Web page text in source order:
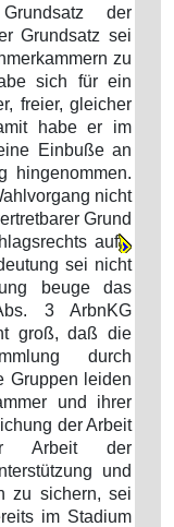
der
Grundsatz sei
zu
sich für ein
freier, gleicher
habe er im
Einbuße an
hingenommen.
nicht
Grund
auf
sei nicht
beuge das
3 ArbnKG
groß, daß die
durch
Gruppen leiden
und ihrer
der Arbeit
Arbeit der
und
zu sichern, sei
im Stadium